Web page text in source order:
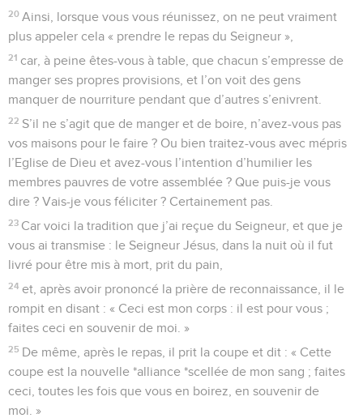
20 Ainsi, lorsque vous vous réunissez, on ne peut vraiment
plus appeler cela « prendre le repas du Seigneur »,
21 car, à peine êtes-vous à table, que chacun s’empresse de
manger ses propres provisions, et l’on voit des gens
manquer de nourriture pendant que d’autres s’enivrent.
22 S’il ne s’agit que de manger et de boire, n’avez-vous pas
vos maisons pour le faire ? Ou bien traitez-vous avec mépris
l’Eglise de Dieu et avez-vous l’intention d’humilier les
membres pauvres de votre assemblée ? Que puis-je vous
dire ? Vais-je vous féliciter ? Certainement pas.
23 Car voici la tradition que j’ai reçue du Seigneur, et que je
vous ai transmise : le Seigneur Jésus, dans la nuit où il fut
livré pour être mis à mort, prit du pain,
24 et, après avoir prononcé la prière de reconnaissance, il le
rompit en disant : « Ceci est mon corps : il est pour vous ;
faites ceci en souvenir de moi. »
25 De même, après le repas, il prit la coupe et dit : « Cette
coupe est la nouvelle *alliance *scellée de mon sang ; faites
ceci, toutes les fois que vous en boirez, en souvenir de
moi. »